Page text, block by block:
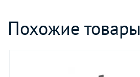
Похожие товары